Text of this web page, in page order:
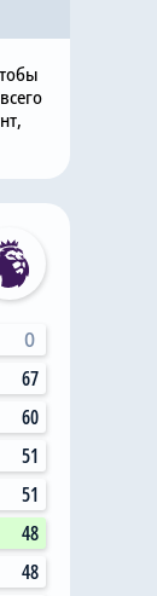
О
67
60
51
51
48
48